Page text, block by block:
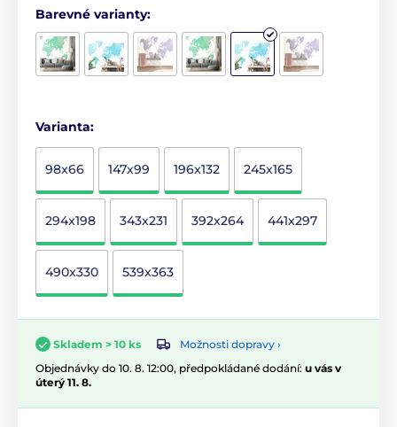
Barevné varianty:
Varianta:
98x66 147x99 196x132 245x165
294x198 343x231 392x264 441x297
490x330 539x363
Skladem > 10 ks
Možnosti dopravy ›
Objednávky do 10. 8. 12:00, předpokládané dodání: u vás v
úterý 11. 8.